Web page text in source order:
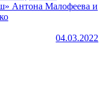
Антона Малофеева и
04.03.2022